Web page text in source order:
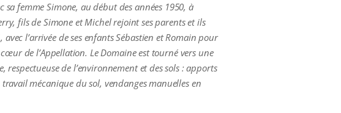
sa femme Simone, au début des années 1950, à
fils de Simone et Michel rejoint ses parents et ils
l’arrivée de ses enfants Sébastien et Romain pour
de l’Appellation. Le Domaine est tourné vers une
de l’environnement et des sols : apports
mécanique du sol, vendanges manuelles en